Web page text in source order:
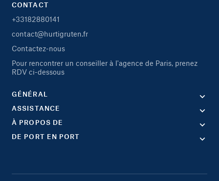
CONTACT
+33182880141
contact@hurtigruten.fr
Contactez-nous
Pour rencontrer un conseiller à l'agence de Paris, prenez
RDV ci-dessous
GÉNÉRAL
ASSISTANCE
À PROPOS DE
DE PORT EN PORT